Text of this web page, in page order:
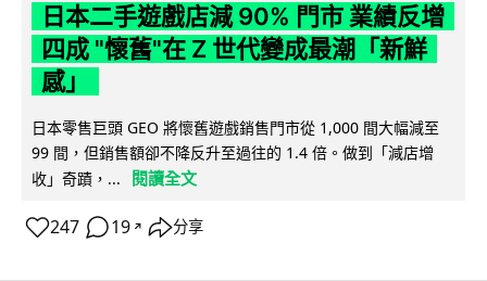
日本二手遊戲店減 90% 門市 業績反增
四成 "懷舊"在 Z 世代變成最潮「新鮮
感」
日本零售巨頭 GEO 將懷舊遊戲銷售門市從 1,000 間大幅減至
99 間，但銷售額卻不降反升至過往的 1.4 倍。做到「減店增
收」奇蹟，...
閱讀全文
247 19 ↗ 分享